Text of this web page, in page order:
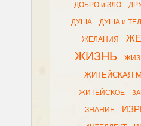
ДОБРО и ЗЛО
ДУША ДУША и
ЖЕЛАНИЯ
ЖИЗНЬ
ЖИТЕЙСКАЯ
ЖИТЕЙСКОЕ
ЗНАНИЕ